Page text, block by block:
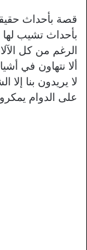
قصة بأحداث
بأحداث تشيب لها
الرغم من كل
ألا نتهاون في
لا يريدون بنا
على الدوام